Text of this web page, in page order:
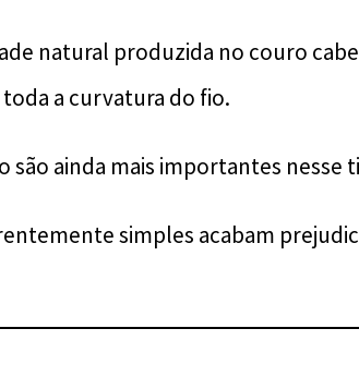
natural produzida no couro
a curvatura do fio.
são ainda mais importantes nesse
simples acabam